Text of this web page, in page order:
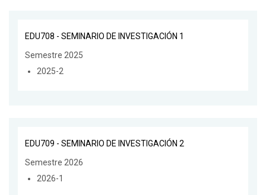
EDU708 - SEMINARIO DE INVESTIGACIÓN 1
Semestre 2025
2025-2
EDU709 - SEMINARIO DE INVESTIGACIÓN 2
Semestre 2026
2026-1